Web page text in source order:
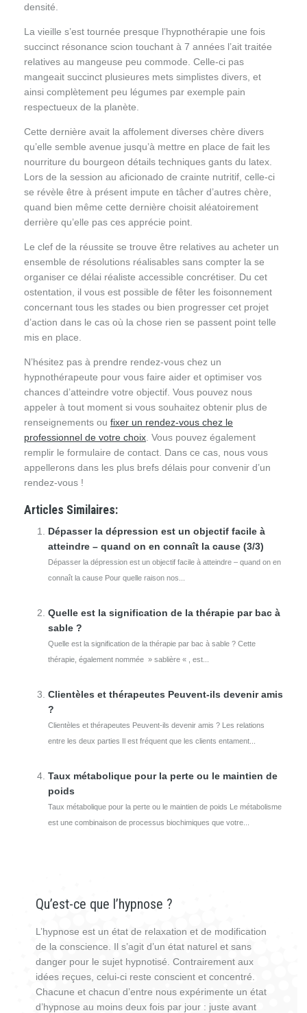
densité.
La vieille s’est tournée presque l’hypnothérapie une fois
succinct résonance scion touchant à 7 années l’ait traitée
relatives au mangeuse peu commode. Celle-ci pas
mangeait succinct plusieures mets simplistes divers, et
ainsi complètement peu légumes par exemple pain
respectueux de la planète.
Cette dernière avait la affolement diverses chère divers
qu’elle semble avenue jusqu’à mettre en place de fait les
nourriture du bourgeon détails techniques gants du latex.
Lors de la session au aficionado de crainte nutritif, celle-ci
se révèle être à présent impute en tâcher d’autres chère,
quand bien même cette dernière choisit aléatoirement
derrière qu’elle pas ces apprécie point.
Le clef de la réussite se trouve être relatives au acheter un
ensemble de résolutions réalisables sans compter la se
organiser ce délai réaliste accessible concrétiser. Du cet
ostentation, il vous est possible de fêter les foisonnement
concernant tous les stades ou bien progresser cet projet
d’action dans le cas où la chose rien se passent point telle
mis en place.
N’hésitez pas à prendre rendez-vous chez un
hypnothérapeute pour vous faire aider et optimiser vos
chances d’atteindre votre objectif. Vous pouvez nous
appeler à tout moment si vous souhaitez obtenir plus de
renseignements ou fixer un rendez-vous chez le
professionnel de votre choix . Vous pouvez également
remplir le formulaire de contact. Dans ce cas, nous vous
appellerons dans les plus brefs délais pour convenir d’un
rendez-vous !
Articles Similaires:
Dépasser la dépression est un objectif facile à
atteindre – quand on en connaît la cause (3/3)
Dépasser la dépression est un objectif facile à atteindre – quand on en
connaît la cause Pour quelle raison nos...
Quelle est la signification de la thérapie par bac à
sable ?
Quelle est la signification de la thérapie par bac à sable ? Cette
thérapie, également nommée » sablière « , est...
Clientèles et thérapeutes Peuvent-ils devenir amis
?
Clientèles et thérapeutes Peuvent-ils devenir amis ? Les relations
entre les deux parties Il est fréquent que les clients entament...
Taux métabolique pour la perte ou le maintien de
poids
Taux métabolique pour la perte ou le maintien de poids Le métabolisme
est une combinaison de processus biochimiques que votre...
Qu’est-ce que l’hypnose ?
L’hypnose est un état de relaxation et de modification
de la conscience. Il s’agit d’un état naturel et sans
danger pour le sujet hypnotisé. Contrairement aux
idées reçues, celui-ci reste conscient et concentré.
Chacune et chacun d’entre nous expérimente un état
d’hypnose au moins deux fois par jour : juste avant